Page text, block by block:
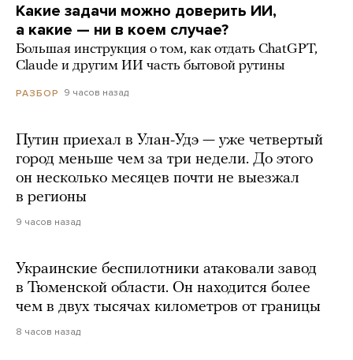
Какие задачи можно доверить ИИ,
а какие — ни в коем случае?
Большая инструкция о том, как отдать ChatGPT,
Claude и другим ИИ часть бытовой рутины
РАЗБОР 9 часов назад
Путин приехал в Улан-Удэ — уже четвертый
город меньше чем за три недели. До этого
он несколько месяцев почти не выезжал
в регионы
9 часов назад
Украинские беспилотники атаковали завод
в Тюменской области. Он находится более
чем в двух тысячах километров от границы
8 часов назад